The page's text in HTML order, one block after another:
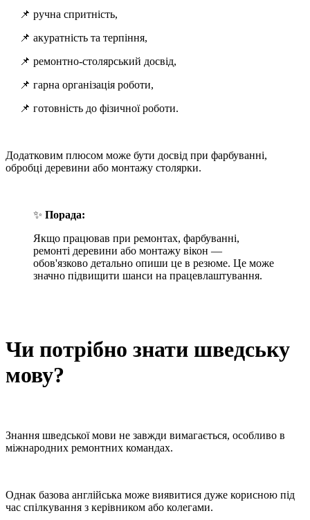
📌 ручна спритність,
📌 акуратність та терпіння,
📌 ремонтно-столярський досвід,
📌 гарна організація роботи,
📌 готовність до фізичної роботи.
Додатковим плюсом може бути досвід при фарбуванні,
обробці деревини або монтажу столярки.
✨ Порада:
Якщо працював при ремонтах, фарбуванні,
ремонті деревини або монтажу вікон —
обов'язково детально опиши це в резюме. Це може
значно підвищити шанси на працевлаштування.
Чи потрібно знати шведську
мову?
Знання шведської мови не завжди вимагається, особливо в
міжнародних ремонтних командах.
Однак базова англійська може виявитися дуже корисною під
час спілкування з керівником або колегами.